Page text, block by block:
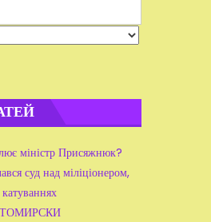
міністр Присяжнюк?
суд над міліціонером,